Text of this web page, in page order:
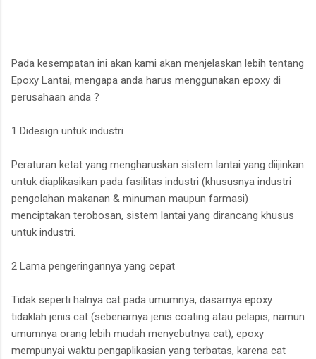
Pada kesempatan ini akan kami akan menjelaskan lebih tentang
Epoxy Lantai, mengapa anda harus menggunakan epoxy di
perusahaan anda ?
1 Didesign untuk industri
Peraturan ketat yang mengharuskan sistem lantai yang diijinkan
untuk diaplikasikan pada fasilitas industri (khususnya industri
pengolahan makanan & minuman maupun farmasi)
menciptakan terobosan, sistem lantai yang dirancang khusus
untuk industri.
2 Lama pengeringannya yang cepat
Tidak seperti halnya cat pada umumnya, dasarnya epoxy
tidaklah jenis cat (sebenarnya jenis coating atau pelapis, namun
umumnya orang lebih mudah menyebutnya cat), epoxy
mempunyai waktu pengaplikasian yang terbatas, karena cat